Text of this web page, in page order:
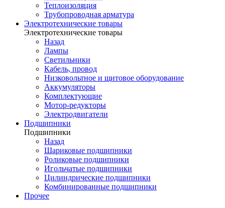
Теплоизоляция
Трубопроводная арматура
Электротехнические товары
Электротехнические товары
Назад
Лампы
Светильники
Кабель, провод
Низковольтное и щитовое оборудование
Аккумуляторы
Комплектующие
Мотор-редукторы
Электродвигатели
Подшипники
Подшипники
Назад
Шариковые подшипники
Роликовые подшипники
Игольчатые подшипники
Цилиндрические подшипники
Комбинированные подшипники
Прочее